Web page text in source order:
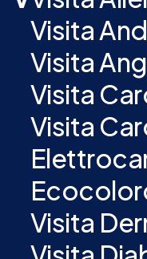
Visita
Visita
Visita
Visita
Visita